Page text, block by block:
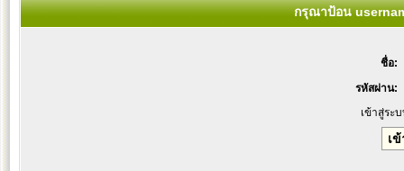
กรุณาป้อน
ชื่อ:
รหัสผ่าน:
เข้าสู่ระ